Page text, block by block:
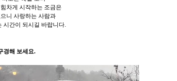
차게 시작하는 조금은
니 사랑하는 사람과
시간이 되시길 바랍니다.
경해 보세요.